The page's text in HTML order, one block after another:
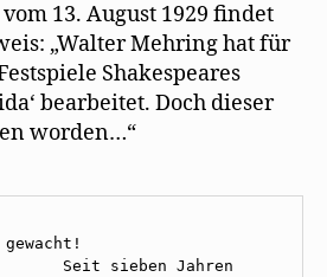
13. August 1929 findet
„Walter Mehring hat für
Shakespeares
bearbeitet. Doch dieser
worden…“
Seit sieben Jahren